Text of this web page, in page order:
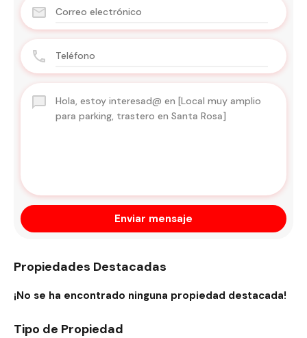
Enviar mensaje
Propiedades Destacadas
¡No se ha encontrado ninguna propiedad destacada!
Tipo de Propiedad